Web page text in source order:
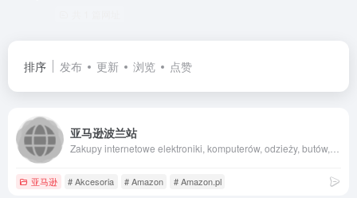
排序 发布 更新 浏览 点赞
亚马逊波兰站
亚马逊 # Akcesoria # Amazon # Amazon.pl